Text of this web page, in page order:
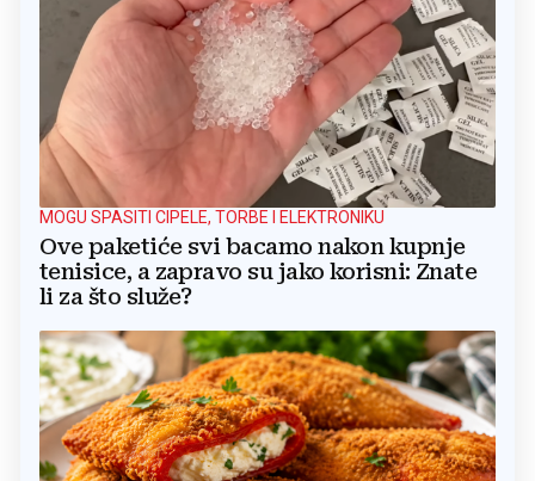
MOGU SPASITI CIPELE, TORBE I ELEKTRONIKU
Ove paketiće svi bacamo nakon kupnje
tenisice, a zapravo su jako korisni: Znate
li za što služe?